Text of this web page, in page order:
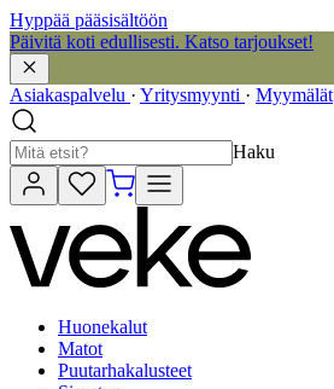
Hyppää pääsisältöön
Päivitä koti edullisesti. Katso tarjoukset!
Asiakaspalvelu · Yritysmyynti · Myymälät
Haku
Huonekalut
Matot
Puutarhakalusteet